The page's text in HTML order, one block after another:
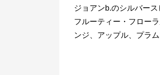
ジョアンb.のシルバー
フルーティー・フロー
ンジ、アップル、プラ